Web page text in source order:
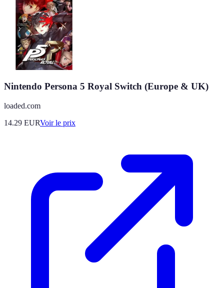
Nintendo Persona 5 Royal Switch (Europe & UK)
loaded.com
14.29 EURVoir le prix